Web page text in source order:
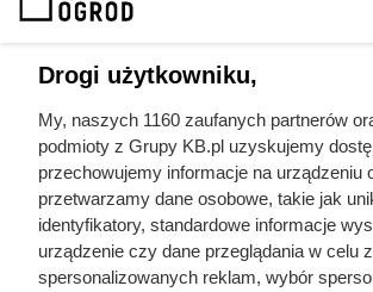
Doprowadził do śmierci
liczby ludzi niż Hitler i
razem wzięci. Mimo to
jako bohatera
Drogi użytkowniku,
My, naszych 1160 zaufanych partnerów
podmioty z Grupy KB.pl uzyskujemy
przechowujemy informacje na urządzeniu
przetwarzamy dane osobowe, takie jak
identyfikatory, standardowe informacje
urządzenie czy dane przeglądania w celu
spersonalizowanych reklam, wybór